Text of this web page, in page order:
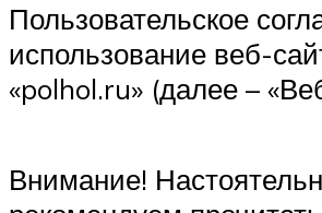
Пользовательское
использование веб-
«polhol.ru» (далее –
Внимание!